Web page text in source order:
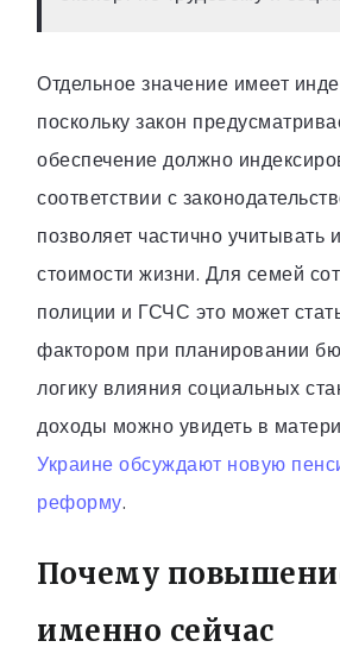
Отдельное значение имеет
поскольку закон
обеспечение должно
соответствии с
позволяет частично
стоимости жизни. Для семей
полиции и ГСЧС это может
фактором при планировании
логику влияния социальных
доходы можно увидеть в
Украине обсуждают новую
реформу.
Почему
именно сейчас